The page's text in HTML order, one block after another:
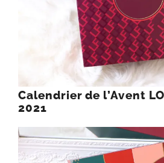
Calendrier de l’Avent
2021